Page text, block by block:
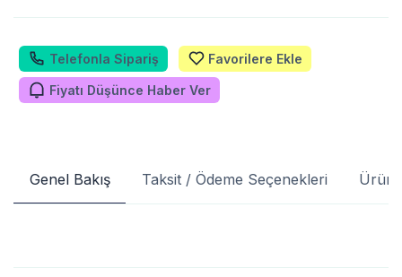
Telefonla Sipariş Favorilere Ekle
Fiyatı Düşünce Haber Ver
Genel Bakış Taksit / Ödeme Seçenekleri Ürün